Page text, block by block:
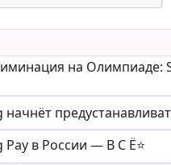
на Олимпиаде:
начнёт
Pay в России — В С Ё⭐️